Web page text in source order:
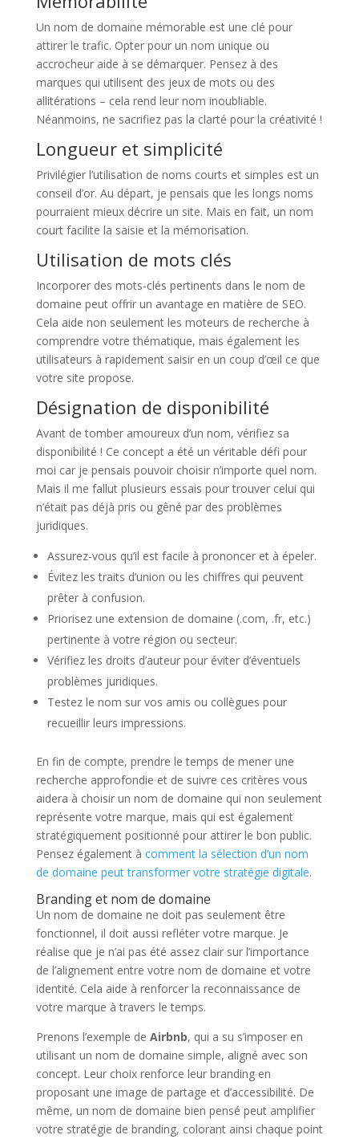
Un nom de domaine mémorable est une clé pour
attirer le trafic. Opter pour un nom unique ou
accrocheur aide à se démarquer. Pensez à des
marques qui utilisent des jeux de mots ou des
allitérations – cela rend leur nom inoubliable.
Néanmoins, ne sacrifiez pas la clarté pour la créativité !
Longueur et simplicité
Privilégier l’utilisation de noms courts et simples est un
conseil d’or. Au départ, je pensais que les longs noms
pourraient mieux décrire un site. Mais en fait, un nom
court facilite la saisie et la mémorisation.
Utilisation de mots clés
Incorporer des mots-clés pertinents dans le nom de
domaine peut offrir un avantage en matière de SEO.
Cela aide non seulement les moteurs de recherche à
comprendre votre thématique, mais également les
utilisateurs à rapidement saisir en un coup d’œil ce que
votre site propose.
Désignation de disponibilité
Avant de tomber amoureux d’un nom, vérifiez sa
disponibilité ! Ce concept a été un véritable défi pour
moi car je pensais pouvoir choisir n’importe quel nom.
Mais il me fallut plusieurs essais pour trouver celui qui
n’était pas déjà pris ou gêné par des problèmes
juridiques.
Assurez-vous qu’il est facile à prononcer et à épeler.
Évitez les traits d’union ou les chiffres qui peuvent
prêter à confusion.
Priorisez une extension de domaine (.com, .fr, etc.)
pertinente à votre région ou secteur.
Vérifiez les droits d’auteur pour éviter d’éventuels
problèmes juridiques.
Testez le nom sur vos amis ou collègues pour
recueillir leurs impressions.
En fin de compte, prendre le temps de mener une
recherche approfondie et de suivre ces critères vous
aidera à choisir un nom de domaine qui non seulement
représente votre marque, mais qui est également
stratégiquement positionné pour attirer le bon public.
Pensez également à comment la sélection d’un nom
de domaine peut transformer votre stratégie digitale.
Branding et nom de domaine
Un nom de domaine ne doit pas seulement être
fonctionnel, il doit aussi refléter votre marque. Je
réalise que je n’ai pas été assez clair sur l’importance
de l’alignement entre votre nom de domaine et votre
identité. Cela aide à renforcer la reconnaissance de
votre marque à travers le temps.
Prenons l’exemple de Airbnb, qui a su s’imposer en
utilisant un nom de domaine simple, aligné avec son
concept. Leur choix renforce leur branding en
proposant une image de partage et d’accessibilité. De
même, un nom de domaine bien pensé peut amplifier
votre stratégie de branding, colorant ainsi chaque point